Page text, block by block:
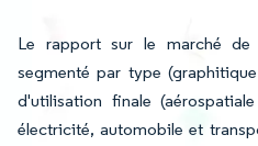
Le rapport sur le marché
segmenté par type
d'utilisation finale
électricité, automobile et